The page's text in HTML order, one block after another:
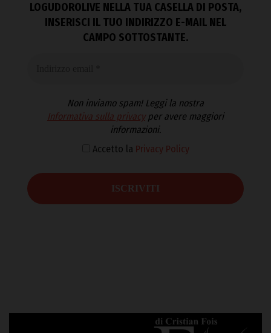
LOGUDOROLIVE NELLA TUA CASELLA DI POSTA,
INSERISCI IL TUO INDIRIZZO E-MAIL NEL
CAMPO SOTTOSTANTE.
Non inviamo spam! Leggi la nostra
Informativa sulla privacyper avere maggiori
informazioni.
Accetto la Privacy Policy